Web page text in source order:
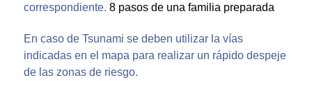
correspondiente. 8 pasos de una familia preparada
En caso de Tsunami se deben utilizar la vías
indicadas en el mapa para realizar un rápido despeje
de las zonas de riesgo.